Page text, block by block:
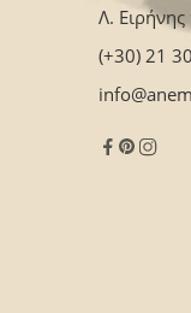
Λ.
(+30) 21